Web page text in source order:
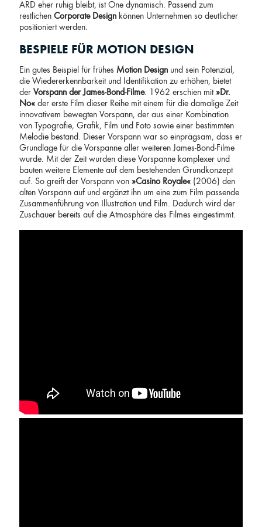
ARD eher ruhig bleibt, ist One dynamisch. Passend zum
restlichen Corporate Design können Unternehmen so deutlicher
positioniert werden.
BESPIELE FÜR MOTION DESIGN
Ein gutes Beispiel für frühes Motion Design und sein Potenzial,
die Wiedererkennbarkeit und Identifikation zu erhöhen, bietet
der Vorspann der James-Bond-Filme. 1962 erschien mit»Dr.
No« der erste Film dieser Reihe mit einem für die damalige Zeit
innovativem bewegten Vorspann, der aus einer Kombination
von Typografie, Grafik, Film und Foto sowie einer bestimmten
Melodie bestand. Dieser Vorspann war so einprägsam, dass er
Grundlage für die Vorspanne aller weiteren James-Bond-Filme
wurde. Mit der Zeit wurden diese Vorspanne komplexer und
bauten weitere Elemente auf dem bestehenden Grundkonzept
auf. So greift der Vorspann von »Casino Royale« (2006) den
alten Vorspann auf und ergänzt ihn um eine zum Film passende
Zusammenführung von Illustration und Film. Dadurch wird der
Zuschauer bereits auf die Atmosphäre des Filmes eingestimmt.